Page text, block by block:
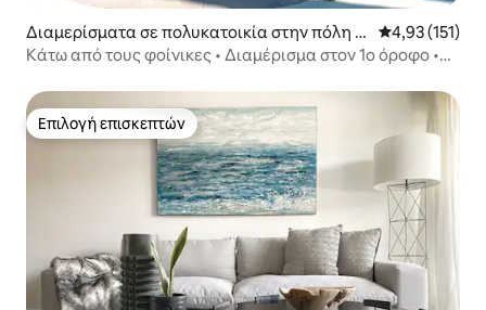
Διαμερίσματα σε πολυκατοικία στην πόλη Π
αλμ Σπρινγκς
Μέση
4,93 (151)
Κάτω από τους φοίνικες • Διαμέρισμα στον 1ο όροφο •
Επιλογή επισκεπτών
Επιλογή επισκεπτών